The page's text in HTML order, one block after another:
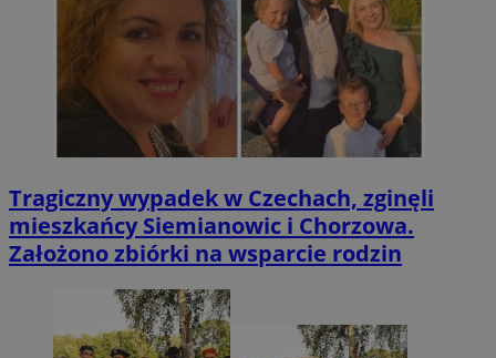
Tragiczny wypadek w Czechach, zginęli
mieszkańcy Siemianowic i Chorzowa.
Założono zbiórki na wsparcie rodzin